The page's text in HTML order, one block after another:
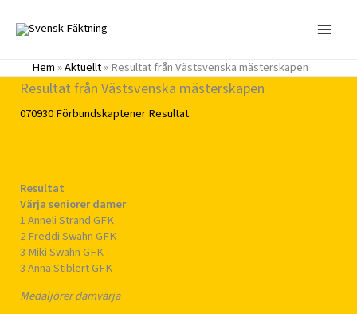
innehåll
Hem»Aktuellt»Resultat från Västsvenska mästerskapen
Resultat från Västsvenska mästerskapen
070930FörbundskaptenerResultat
Resultat
Värja seniorer damer
1 Anneli Strand GFK
2 Freddi Swahn GFK
3 Miki Swahn GFK
3 Anna Stiblert GFK
Medaljörer damvärja